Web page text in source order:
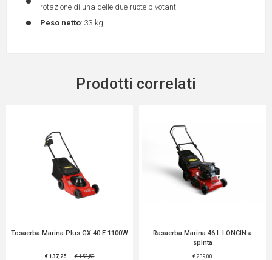
rotazione di una delle due ruote pivotanti
Peso netto: 33 kg
Prodotti correlati
Tosaerba Marina Plus GX 40 E 1100W
€ 137,25 € 152,50
Rasaerba Marina 46 L LONCIN a
spinta
€ 239,00